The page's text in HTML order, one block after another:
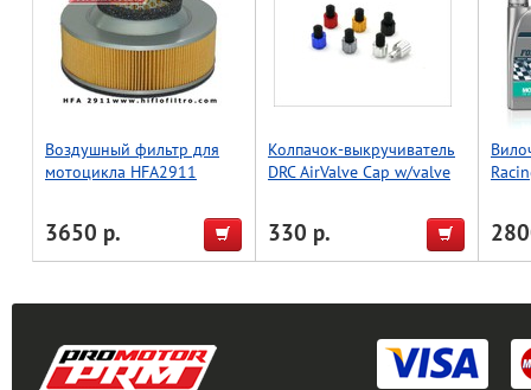
Воздушный фильтр для
мотоцикла HFA2911
3650 р.
Колпачок-выкручиватель
DRC AirValve Cap w/valve
330 р.